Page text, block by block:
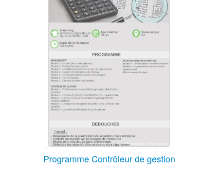
Programme Contrôleur de gestion